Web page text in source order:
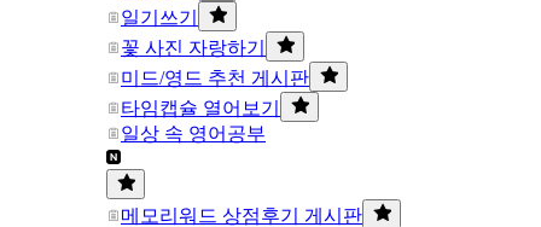
일기쓰기
꽃 사진 자랑하기
미드/영드 추천 게시판
타임캡슐 열어보기
일상 속 영어공부
메모리워드 상점후기 게시판